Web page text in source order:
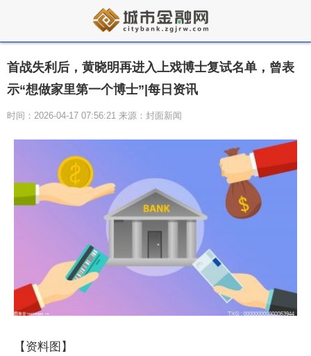
首战失利后，黄晓明再进入上戏博士复试名单，曾表
示“想做家里第一个博士”|每日资讯
时间：2026-04-17 07:56:21 来源：封面新闻
【资料图】